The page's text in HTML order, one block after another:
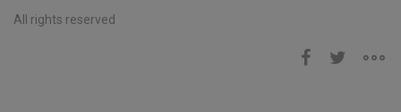
All rights reserved